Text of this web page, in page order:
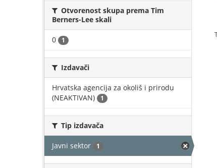
Otvorenost skupa prema Tim
Berners-Lee skali
0 1
Izdavači
Hrvatska agencija za okoliš i prirodu
(NEAKTIVAN)
1
Tip izdavača
Javni sektor 1